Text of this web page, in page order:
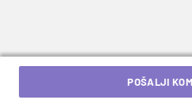
POŠALJI